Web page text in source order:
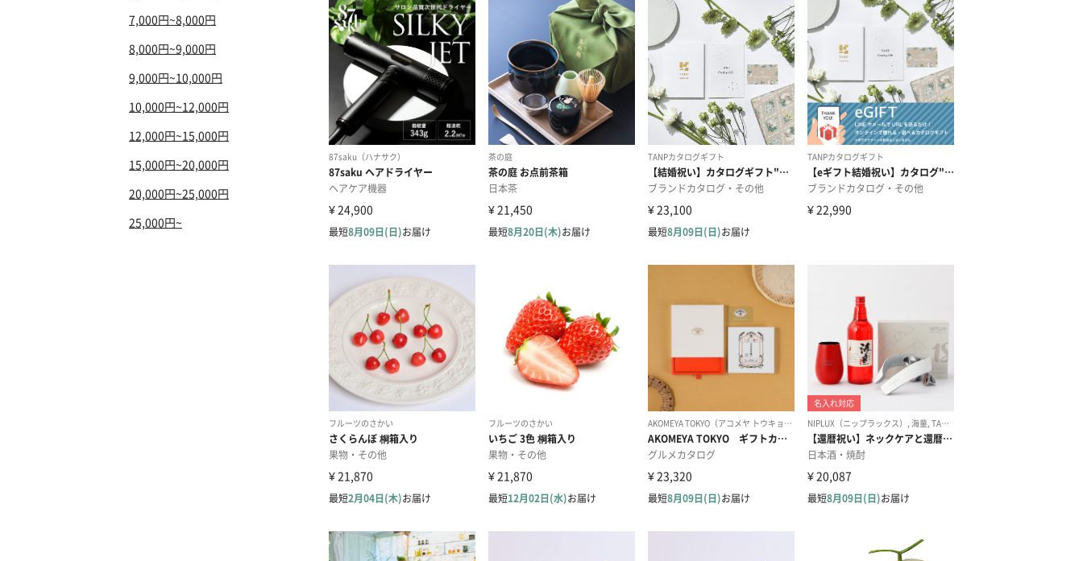
7,000円~8,000円
8,000円~9,000円
9,000円~10,000円
10,000円~12,000円
12,000円~15,000円
15,000円~20,000円
20,000円~25,000円
25,000円~